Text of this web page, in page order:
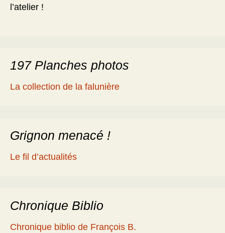
l’atelier !
197 Planches photos
La collection de la falunière
Grignon menacé !
Le fil d’actualités
Chronique Biblio
Chronique biblio de François B.